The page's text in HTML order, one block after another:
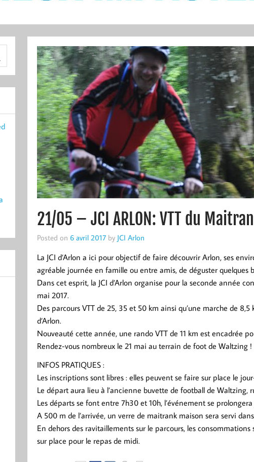
21/05 – JCI ARLON: VTT du
Posted on 6 avril 2017by JCI Arlon
La JCI d’Arlon a ici pour objectif de faire découvrir Arlon, ses
agréable journée en famille ou entre amis, de déguster quelques
Dans cet esprit, la JCI d’Arlon organise pour la seconde année
mai 2017.
Des parcours VTT de 25, 35 et 50 km ainsi qu’une marche de
d’Arlon.
Nouveauté cette année, une rando VTT de 11 km est encadrée
Rendez-vous nombreux le 21 mai au terrain de foot de Waltzing !
INFOS PRATIQUES :
Les inscriptions sont libres : elles peuvent se faire sur place le
Le départ aura lieu à l’ancienne buvette de football de Waltzing,
Les départs se font entre 7h30 et 10h, l’événement se
A 500 m de l’arrivée, un verre de maitrank maison sera servi
En dehors des ravitaillements sur le parcours, les
sur place pour le repas de midi.